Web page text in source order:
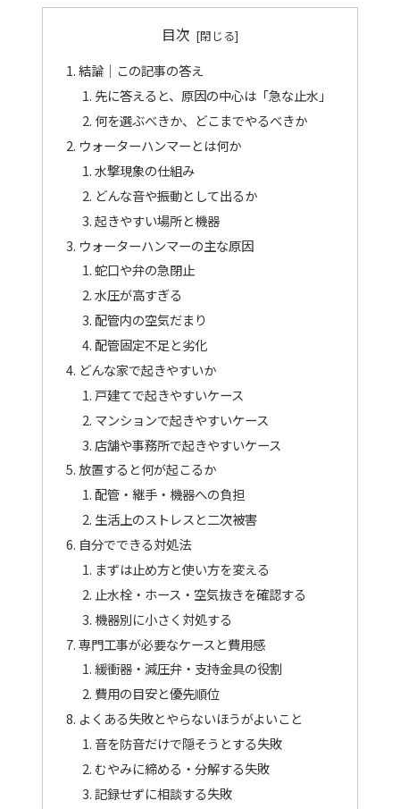
目次
結論｜この記事の答え
先に答えると、原因の中心は「急な止水」
何を選ぶべきか、どこまでやるべきか
ウォーターハンマーとは何か
水撃現象の仕組み
どんな音や振動として出るか
起きやすい場所と機器
ウォーターハンマーの主な原因
蛇口や弁の急閉止
水圧が高すぎる
配管内の空気だまり
配管固定不足と劣化
どんな家で起きやすいか
戸建てで起きやすいケース
マンションで起きやすいケース
店舗や事務所で起きやすいケース
放置すると何が起こるか
配管・継手・機器への負担
生活上のストレスと二次被害
自分でできる対処法
まずは止め方と使い方を変える
止水栓・ホース・空気抜きを確認する
機器別に小さく対処する
専門工事が必要なケースと費用感
緩衝器・減圧弁・支持金具の役割
費用の目安と優先順位
よくある失敗とやらないほうがよいこと
音を防音だけで隠そうとする失敗
むやみに締める・分解する失敗
記録せずに相談する失敗